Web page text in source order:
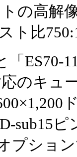
の高解
ト比
ES70-
のキュ
sub15
プショ